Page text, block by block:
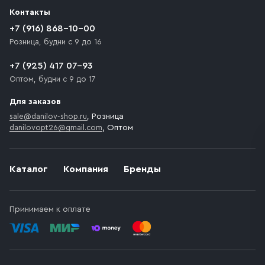
движения. Если на территории места назначения
доставки предусмотрен платный въезд, то Покупателю
необходимо компенсировать стоимость въезда
Каталог Компания Бренды
Принимаем к оплате
Контакты
+7 (916) 868-10-00
Розница, будни с 9 до 16
+7 (925) 417 07-93
Оптом, будни с 9 до 17
Для заказов
sale@danilov-shop.ru, Розница
danilovopt26@gmail.com, Оптом